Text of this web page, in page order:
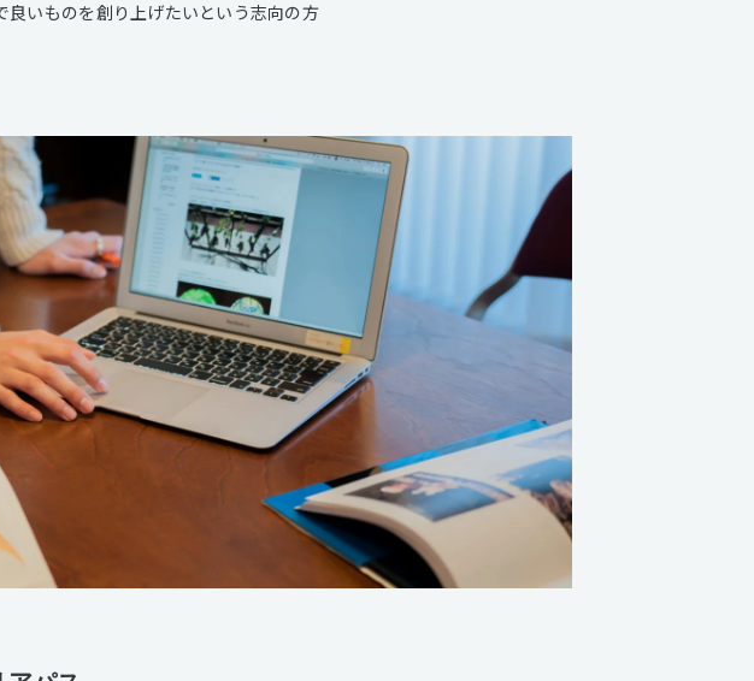
良いものを創り上げたいという志向の方